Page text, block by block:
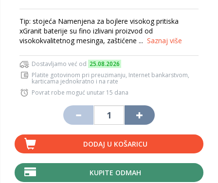
Tip: stojeća Namenjena za bojlere visokog pritiska
xGranit baterije su fino izlivani proizvod od
visokokvalitetnog mesinga, zaštićene ... Saznaj više
Dostavljamo već od 25.08.2026
Platite gotovinom pri preuzimanju, Internet bankarstvom,
karticama jednokratno i na rate
Povrat robe moguć unutar 15 dana
DODAJ U KOŠARICU
KUPITE ODMAH